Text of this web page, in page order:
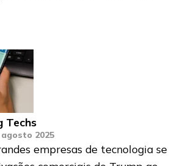
Techs
agosto 2025
empresas de tecnologia se